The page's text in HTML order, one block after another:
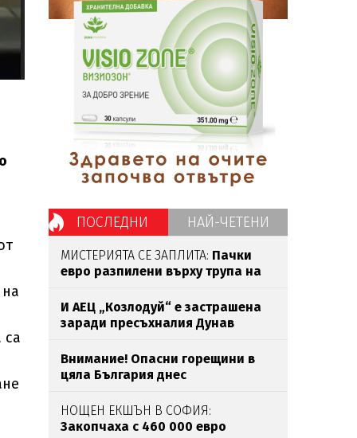
са
ПОСЛЕДНИ НАЙ-ЧЕТЕНИ
МИСТЕРИЯТА СЕ ЗАПЛИТА: Пачки
евро разпилени върху трупа на
И АЕЦ „Козлодуй“ е застрашена
заради пресъхналия Дунав
Внимание! Опасни горещини в
цяла България днес
НОЩЕН ЕКШЪН В СОФИЯ:
Закопчаха с 460 000 евро